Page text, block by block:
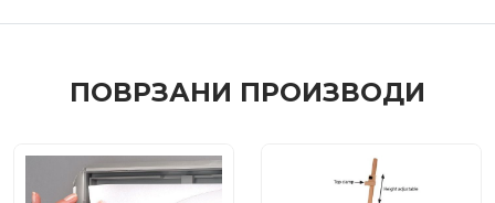
ПОВРЗАНИ ПРОИЗВОДИ